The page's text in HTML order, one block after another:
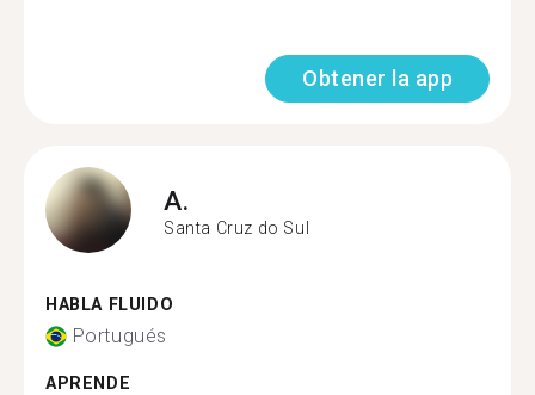
Obtener la app
A.
Santa Cruz do Sul
HABLA FLUIDO
Portugués
APRENDE